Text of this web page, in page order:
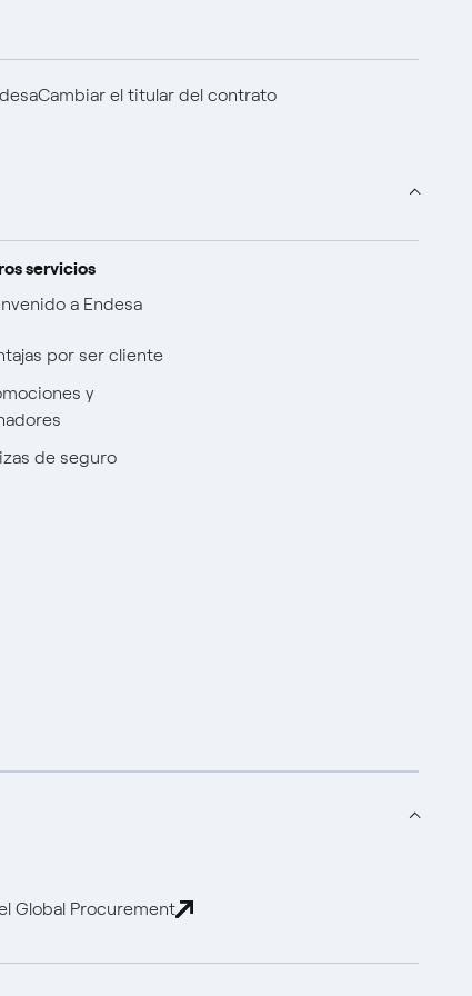
Cambiar el titular del contrato
servicios
a Endesa
por ser cliente
y
de seguro
Global Procurement